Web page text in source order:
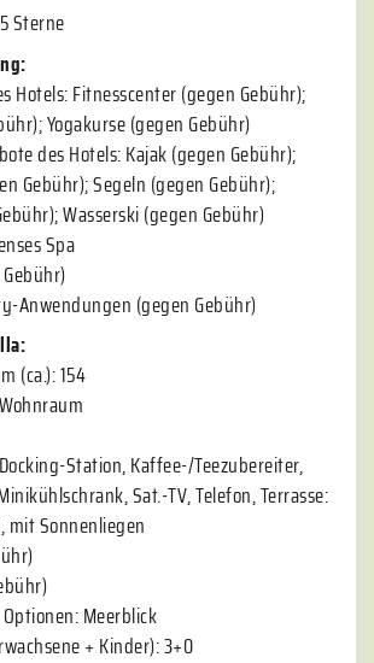
Sterne
Hotels: Fitnesscenter (gegen Gebühr);
Yogakurse (gegen Gebühr)
des Hotels: Kajak (gegen Gebühr);
Gebühr); Segeln (gegen Gebühr);
Wasserski (gegen Gebühr)
Spa
Anwendungen (gegen Gebühr)
(ca.): 154
Station, Kaffee-/Teezubereiter,
Sat.-TV, Telefon, Terrasse:
mit Sonnenliegen
Meerblick
+ Kinder): 3+0